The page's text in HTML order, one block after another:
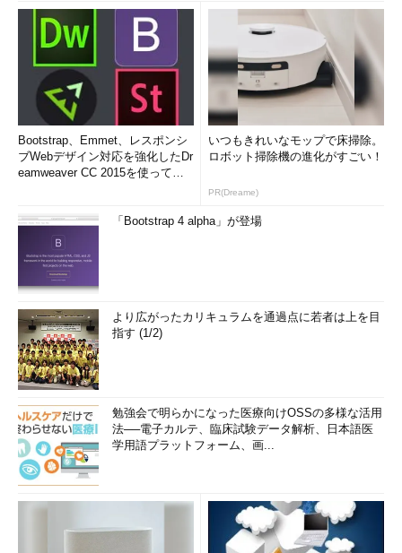
Bootstrap、Emmet、レスポンシ
ブWebデザイン対応を強化したDr
eamweaver CC 2015を使って
いつもきれいなモップで床掃除。
ロボット掃除機の進化がすごい！
PR(Dreame)
「Bootstrap 4 alpha」が登場
より広がったカリキュラムを通過点に若者は上を目
指す (1/2)
勉強会で明らかになった医療向けOSSの多様な活用
法──電子カルテ、臨床試験データ解析、日本語医
学用語プラットフォーム、画...